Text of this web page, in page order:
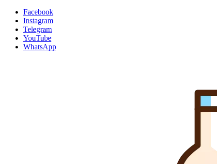
Facebook
Instagram
Telegram
YouTube
WhatsApp